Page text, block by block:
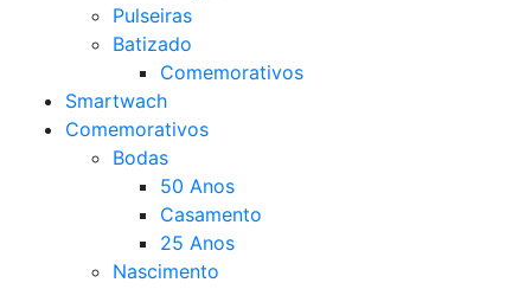
Pulseiras
Batizado
Comemorativos
Smartwach
Comemorativos
Bodas
50 Anos
Casamento
25 Anos
Nascimento